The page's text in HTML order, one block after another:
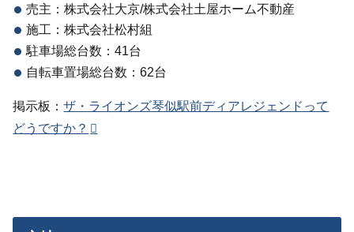
売主：株式会社大京/株式会社土屋ホーム不動産
施工：株式会社松村組
駐車場総台数：41台
自転車置場総台数：62台
掲示板：ザ・ライオンズ琴似駅前ディアレジェンドって
どうですか？